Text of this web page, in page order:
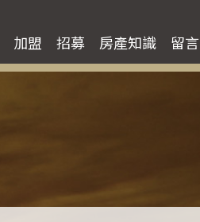
加盟 招募 房產知識 留言